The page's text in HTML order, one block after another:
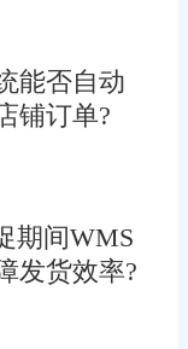
能否自动
铺订单?
期间WMS
发货效率?